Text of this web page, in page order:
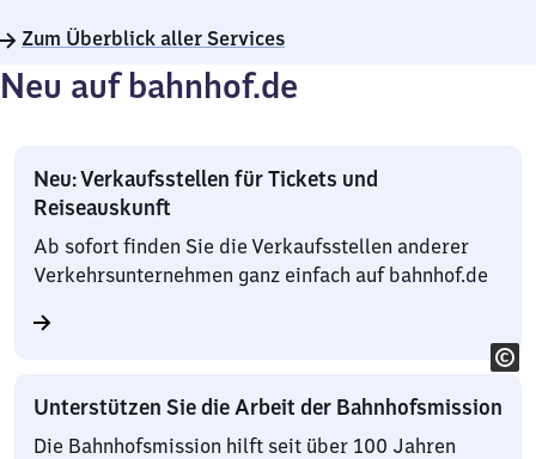
Zum Überblick aller Services
Neu auf bahnhof.de
Neu: Verkaufsstellen für Tickets und
Reiseauskunft
Ab sofort finden Sie die Verkaufsstellen anderer
Verkehrsunternehmen ganz einfach auf bahnhof.de
Unterstützen Sie die Arbeit der Bahnhofsmission
Die Bahnhofsmission hilft seit über 100 Jahren